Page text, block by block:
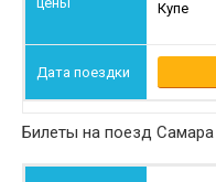
Купе
Билеты на поезд